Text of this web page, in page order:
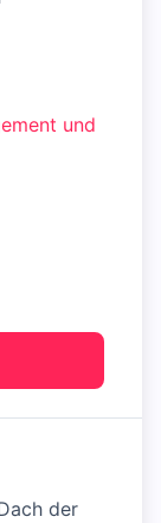
und
der